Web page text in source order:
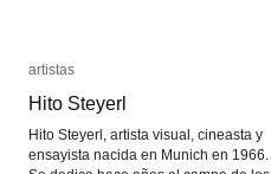
artistas
Hito Steyerl
Hito Steyerl, artista visual, cineasta y
ensayista nacida en Munich en 1966.
artistas
Hito Steyerl